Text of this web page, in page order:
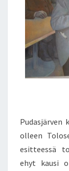
Pudasjärven
olleen
esitteessä
ehyt kausi